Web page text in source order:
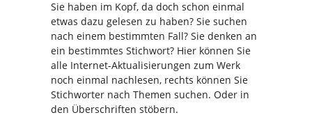
Sie haben im Kopf, da doch schon einmal
etwas dazu gelesen zu haben? Sie suchen
nach einem bestimmten Fall? Sie denken an
ein bestimmtes Stichwort? Hier können Sie
alle Internet-Aktualisierungen zum Werk
noch einmal nachlesen, rechts können Sie
Stichworter nach Themen suchen. Oder in
den Überschriften stöbern.